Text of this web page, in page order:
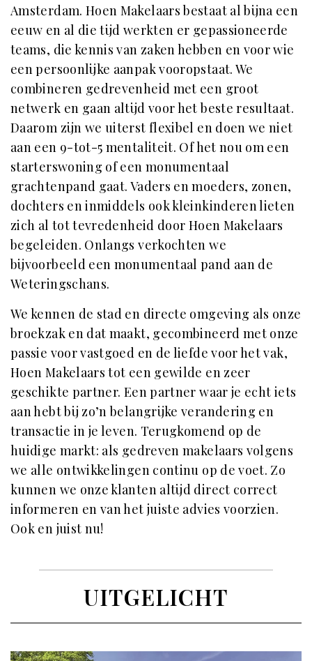
Amsterdam. Hoen Makelaars bestaat al bijna een
eeuw en al die tijd werkten er gepassioneerde
teams, die kennis van zaken hebben en voor wie
een persoonlijke aanpak vooropstaat. We
combineren gedrevenheid met een groot
netwerk en gaan altijd voor het beste resultaat.
Daarom zijn we uiterst flexibel en doen we niet
aan een 9-tot-5 mentaliteit. Of het nou om een
starterswoning of een monumentaal
grachtenpand gaat. Vaders en moeders, zonen,
dochters en inmiddels ook kleinkinderen lieten
zich al tot tevredenheid door Hoen Makelaars
begeleiden. Onlangs verkochten we
bijvoorbeeld een monumentaal pand aan de
Weteringschans.
We kennen de stad en directe omgeving als onze
broekzak en dat maakt, gecombineerd met onze
passie voor vastgoed en de liefde voor het vak,
Hoen Makelaars tot een gewilde en zeer
geschikte partner. Een partner waar je echt iets
aan hebt bij zo’n belangrijke verandering en
transactie in je leven. Terugkomend op de
huidige markt: als gedreven makelaars volgens
we alle ontwikkelingen continu op de voet. Zo
kunnen we onze klanten altijd direct correct
informeren en van het juiste advies voorzien.
Ook en juist nu!
UITGELICHT